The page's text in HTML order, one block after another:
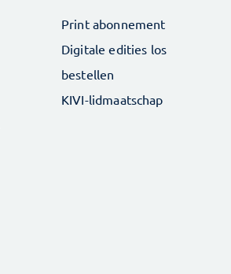
Print abonnement
Digitale edities los
bestellen
KIVI-lidmaatschap